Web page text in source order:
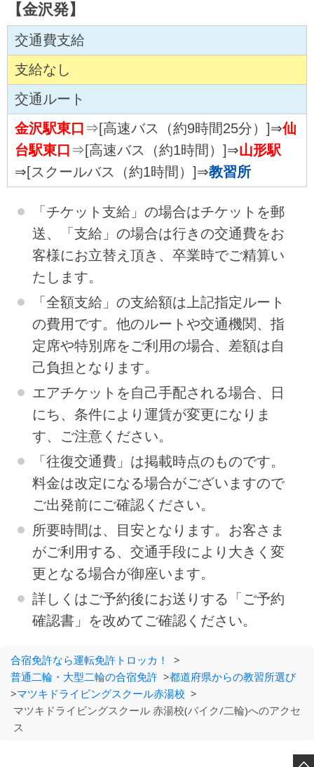
【金沢発】
交通費支給
支給なし
交通ルート
金沢駅東口 ⇒[高速バス（約9時間25分）]⇒仙
台駅東口 ⇒[高速バス（約1時間）]⇒山形駅
⇒[スクールバス（約1時間）]⇒教習所
「チケット支給」の場合はチケットを郵
送、「支給」の場合は行きの交通費をお
客様にお立替え頂き、卒業時でご精算い
たします。
「全額支給」の支給額は上記指定ルート
の費用です。他のルートや交通機関、指
定席や特別席をご利用の場合、差額は自
己負担となります。
エアチケットを自己手配される場合、日
にち、条件により運賃が変更になりま
す、ご注意ください。
「往復交通費」は掲載時点のものです。
料金は改定になる場合がございますので
ご出発前にご確認ください。
所要時間は、目安となります。お客さま
がご利用する、交通手段により大きく変
更となる場合が御座います。
詳しくはご予約後にお送りする「ご予約
確認書」を改めてご確認ください。
合宿免許なら運転免許トロッカ！
>
普通二輪・大型二輪の合宿免許 >都道府県からの教習所選び
>マツキドライビングスクール赤湯校 >
マツキドライビングスクール 赤湯校(バイク/二輪)へのアクセ
ス